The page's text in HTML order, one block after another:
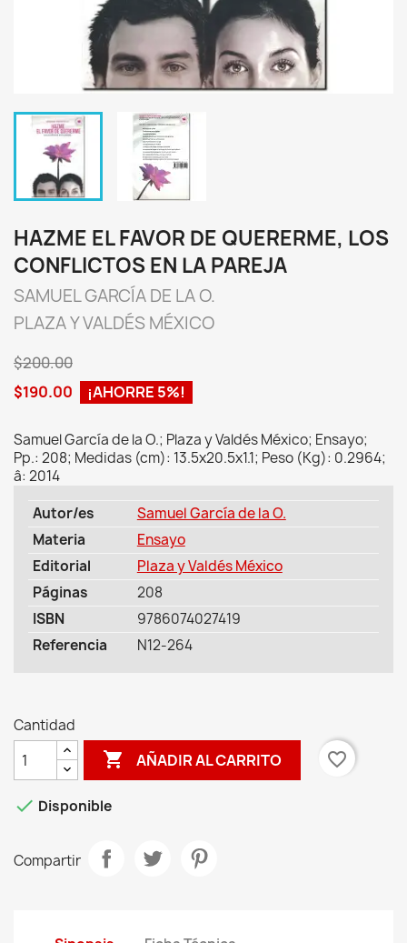
HAZME EL FAVOR DE QUERERME, LOS
CONFLICTOS EN LA PAREJA
SAMUEL GARCÍA DE LA O.
PLAZA Y VALDÉS MÉXICO
$200.00
$190.00
¡AHORRE 5%!
Samuel García de la O.; Plaza y Valdés México; Ensayo;
Pp.: 208; Medidas (cm): 13.5x20.5x1.1; Peso (Kg): 0.2964;
â: 2014
Autor/es
Samuel García de la O.
Materia
Ensayo
Editorial
Plaza y Valdés México
Páginas
208
ISBN
9786074027419
Referencia
N12-264
Cantidad
 AÑADIR AL CARRITO favorite_border
 Disponible
Compartir